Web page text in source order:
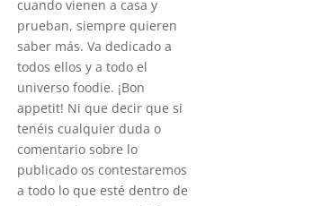
cuando vienen a casa y
prueban, siempre quieren
saber más. Va dedicado a
todos ellos y a todo el
universo foodie. ¡Bon
appetit! Ni que decir que si
tenéis cualquier duda o
comentario sobre lo
publicado os contestaremos
a todo lo que esté dentro de